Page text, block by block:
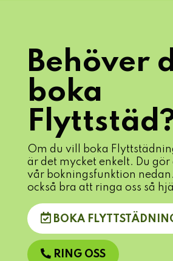
Behöver
boka
Om du vill boka
är det mycket enkelt. Du
vår bokningsfunktion
också bra att ringa oss så
BOKA
RING OSS